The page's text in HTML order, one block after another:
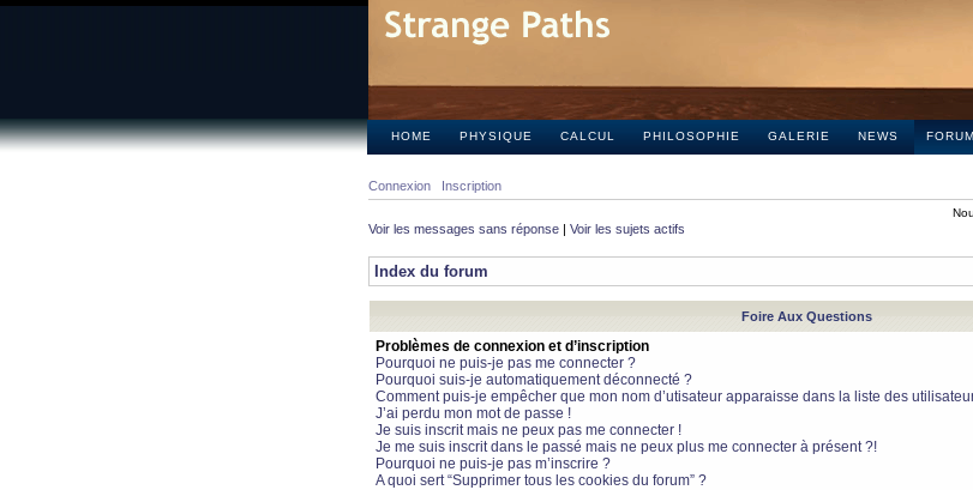
HOME PHYSIQUE CALCUL PHILOSOPHIE GALERIE NEWS FORUM
Connexion Inscription
Voir les messages sans réponse | Voir les sujets actifs
Index du forum
Foire Aux Questions
Problèmes de connexion et d’inscription
Pourquoi ne puis-je pas me connecter ?
Pourquoi suis-je automatiquement déconnecté ?
Comment puis-je empêcher que mon nom d’utisateur apparaisse dans la liste des
J’ai perdu mon mot de passe !
Je suis inscrit mais ne peux pas me connecter !
Je me suis inscrit dans le passé mais ne peux plus me connecter à présent ?!
Pourquoi ne puis-je pas m’inscrire ?
A quoi sert “Supprimer tous les cookies du forum” ?